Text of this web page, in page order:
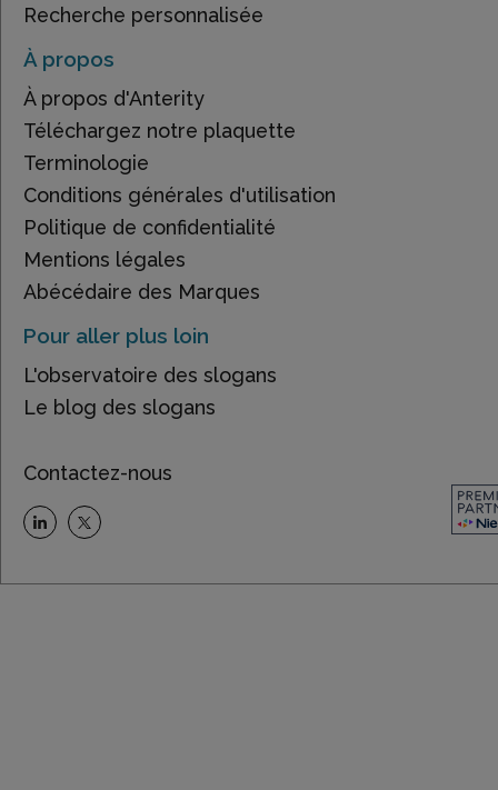
Recherche personnalisée
À propos
À propos d'Anterity
Téléchargez notre plaquette
Terminologie
Conditions générales d'utilisation
Politique de confidentialité
Mentions légales
Abécédaire des Marques
Pour aller plus loin
L'observatoire des slogans
Le blog des slogans
Contactez-nous